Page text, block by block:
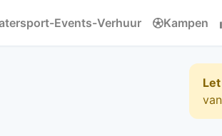
Events-Verhuur Kampen